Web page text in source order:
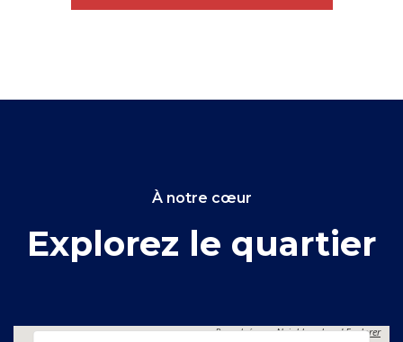
À notre cœur
Explorez le quartier
Propulsés parNeighbourhood Explorer